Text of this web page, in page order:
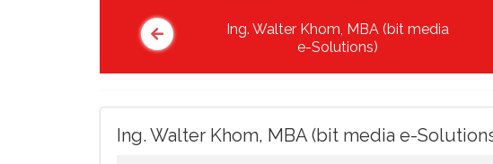
Ing. Walter Khom, MBA (bit media
e-Solutions)
Ing. Walter Khom, MBA (bit media e-